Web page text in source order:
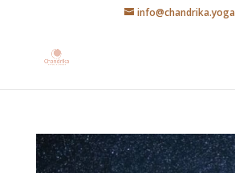
info@chandrika.yoga